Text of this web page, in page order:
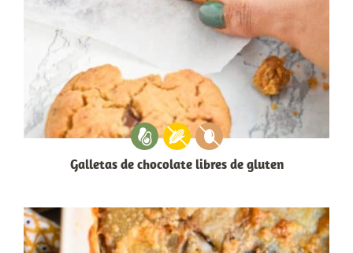
Galletas de chocolate libres de gluten